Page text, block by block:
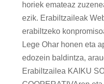
horiek emateaz
ezik. Erabiltzaileak
erabiltzeko
Lege Ohar honen eta
edozein baldintza,
Erabiltzailea KAIKU